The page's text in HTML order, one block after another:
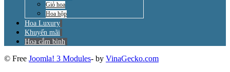
Giỏ hoa
Hoa hộp
Hoa Luxury
Khuyến mãi
Hoa cắm bình
© Free Joomla! 3 Modules- by VinaGecko.com